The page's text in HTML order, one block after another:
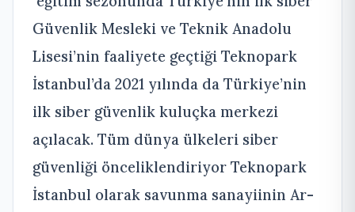
Güvenlik Mesleki ve Teknik Anadolu
Lisesi’nin faaliyete geçtiği Teknopark
İstanbul’da 2021 yılında da Türkiye’nin
ilk siber güvenlik kuluçka merkezi
açılacak. Tüm dünya ülkeleri siber
güvenliği önceliklendiriyor Teknopark
İstanbul olarak savunma sanayiinin Ar-